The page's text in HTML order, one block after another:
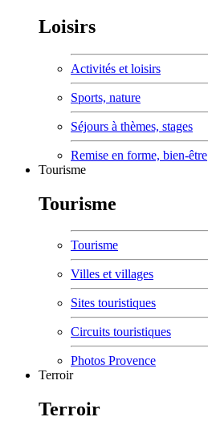
Loisirs
Activités et loisirs
Sports, nature
Séjours à thèmes, stages
Remise en forme, bien-être
Tourisme
Tourisme
Tourisme
Villes et villages
Sites touristiques
Circuits touristiques
Photos Provence
Terroir
Terroir